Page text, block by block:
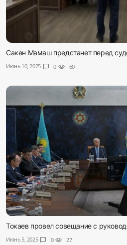
Сакен Мамаш предстанет перед
Июнь 10, 2025 chat_bubble 0 visibility 60
Токаев провел совещание с
Июнь 5, 2025 chat_bubble 0 visibility 27